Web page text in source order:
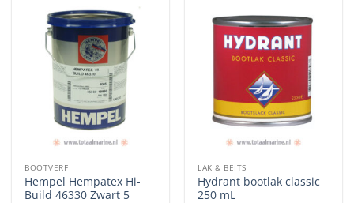
BOOTVERF
Hempel Hempatex Hi-
Build 46330 Zwart 5
LAK & BEITS
Hydrant bootlak classic
250 mL